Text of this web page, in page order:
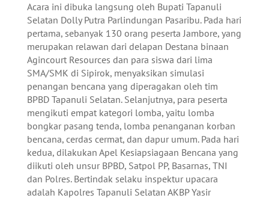
Acara ini dibuka langsung oleh Bupati Tapanuli
Selatan Dolly Putra Parlindungan Pasaribu. Pada hari
pertama, sebanyak 130 orang peserta Jambore, yang
merupakan relawan dari delapan Destana binaan
Agincourt Resources dan para siswa dari lima
SMA/SMK di Sipirok, menyaksikan simulasi
penangan bencana yang diperagakan oleh tim
BPBD Tapanuli Selatan. Selanjutnya, para peserta
mengikuti empat kategori lomba, yaitu lomba
bongkar pasang tenda, lomba penanganan korban
bencana, cerdas cermat, dan dapur umum. Pada hari
kedua, dilakukan Apel Kesiapsiagaan Bencana yang
diikuti oleh unsur BPBD, Satpol PP, Basarnas, TNI
dan Polres. Bertindak selaku inspektur upacara
adalah Kapolres Tapanuli Selatan AKBP Yasir